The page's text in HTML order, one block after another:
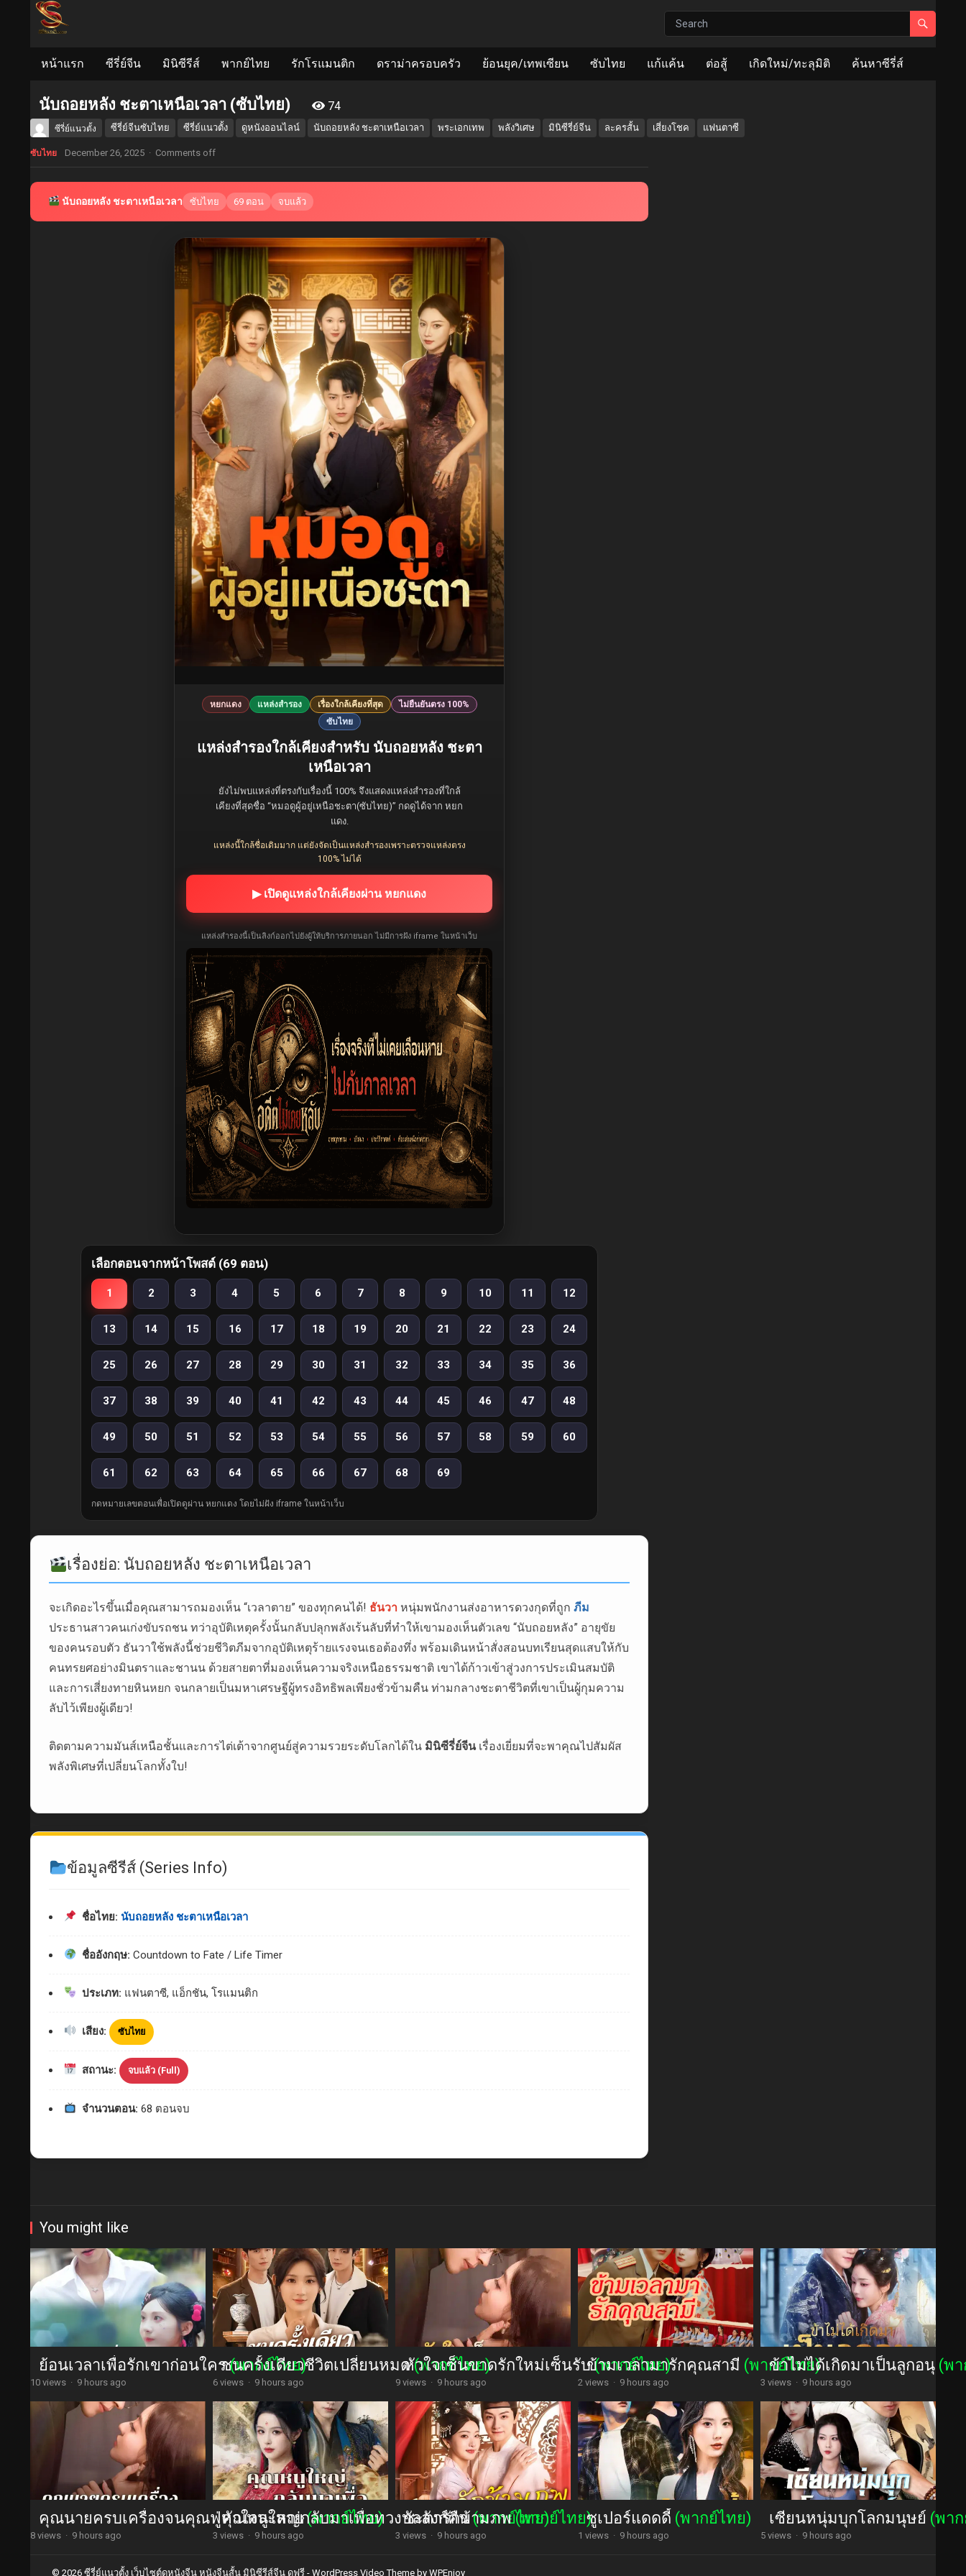
หน้าแรก ซีรี่ย์จีน มินิซีรีส์ พากย์ไทย รักโรแมนติก ดราม่าครอบครัว ย้อนยุค/เทพเซียน ซับไทย แก้แค้น ต่อสู้ เกิดใหม่/ทะลุมิติ ค้นหาซีรี่ส์
นับถอยหลัง ชะตาเหนือเวลา (ซับไทย) 74
ซีรี่ย์แนวตั้ง ซีรี่ย์จีนซับไทย ซีรี่ย์แนวตั้ง ดูหนังออนไลน์ นับถอยหลัง ชะตาเหนือเวลา พระเอกเทพ พลังวิเศษ มินิซีรี่ย์จีน ละครสั้น เสี่ยงโชค แฟนตาซี
ซับไทย December 26, 2025 · Comments off
นับถอยหลัง ชะตาเหนือเวลา ซับไทย 69 ตอน จบแล้ว
หยกแดง แหล่งสำรอง เรื่องใกล้เคียงที่สุด
ไม่ยืนยันตรง 100%
ซับไทย
แหล่งสำรองใกล้เคียงสำหรับ นับถอยหลัง ชะตา
เหนือเวลา
ยังไม่พบแหล่งที่ตรงกับเรื่องนี้ 100% จึงแสดงแหล่งสำรองที่ใกล้
เคียงที่สุดชื่อ “หมอดูผู้อยู่เหนือชะตา(ซับไทย)” กดดูได้จาก หยก
แดง.
แหล่งนี้ใกล้ชื่อเดิมมาก แต่ยังจัดเป็นแหล่งสำรองเพราะตรวจแหล่งตรง
100% ไม่ได้
▶ เปิดดูแหล่งใกล้เคียงผ่าน หยกแดง
แหล่งสำรองนี้เป็นลิงก์ออกไปยังผู้ให้บริการภายนอก ไม่มีการฝัง iframe ในหน้าเว็บ
เลือกตอนจากหน้าโพสต์ (69 ตอน)
1 2 3 4 5 6 7 8 9 10 11 12
13 14 15 16 17 18 19 20 21 22 23 24
25 26 27 28 29 30 31 32 33 34 35 36
37 38 39 40 41 42 43 44 45 46 47 48
49 50 51 52 53 54 55 56 57 58 59 60
61 62 63 64 65 66 67 68 69
กดหมายเลขตอนเพื่อเปิดดูผ่าน หยกแดง โดยไม่ฝัง iframe ในหน้าเว็บ
เรื่องย่อ: นับถอยหลัง ชะตาเหนือเวลา
จะเกิดอะไรขึ้นเมื่อคุณสามารถมองเห็น “เวลาตาย” ของทุกคนได้! ธันวา หนุ่มพนักงานส่งอาหารดวงกุดที่ถูก ภีม
ประธานสาวคนเก่งขับรถชน ทว่าอุบัติเหตุครั้งนั้นกลับปลุกพลังเร้นลับที่ทำให้เขามองเห็นตัวเลข “นับถอยหลัง” อายุขัย
ของคนรอบตัว ธันวาใช้พลังนี้ช่วยชีวิตภีมจากอุบัติเหตุร้ายแรงจนเธอต้องทึ่ง พร้อมเดินหน้าสั่งสอนบทเรียนสุดแสบให้กับ
คนทรยศอย่างมินตราและชานน ด้วยสายตาที่มองเห็นความจริงเหนือธรรมชาติ เขาได้ก้าวเข้าสู่วงการประเมินสมบัติ
และการเสี่ยงทายหินหยก จนกลายเป็นมหาเศรษฐีผู้ทรงอิทธิพลเพียงชั่วข้ามคืน ท่ามกลางชะตาชีวิตที่เขาเป็นผู้กุมความ
ลับไว้เพียงผู้เดียว!
ติดตามความมันส์เหนือชั้นและการไต่เต้าจากศูนย์สู่ความรวยระดับโลกได้ใน มินิซีรี่ย์จีนเรื่องเยี่ยมที่จะพาคุณไปสัมผัส
พลังพิเศษที่เปลี่ยนโลกทั้งใบ!
ข้อมูลซีรีส์ (Series Info)
ชื่อไทย: นับถอยหลัง ชะตาเหนือเวลา
ชื่ออังกฤษ: Countdown to Fate / Life Timer
ประเภท: แฟนตาซี, แอ็กชัน, โรแมนติก
เสียง: ซับไทย
สถานะ: จบแล้ว (Full)
จำนวนตอน: 68 ตอนจบ
You might like
ย้อนเวลาเพื่อรักเขาก่อนใคร(พากย์ไทย)
10 views · 9 hours ago
ชนครั้งเดียวชีวิตเปลี่ยนหมด(พากย์ไทย)
6 views · 9 hours ago
หัวใจเซ็นขาดรักใหม่เซ็นรับ(พากย์ไทย)
9 views · 9 hours ago
ข้ามเวลามารักคุณสามี (พากย์ไทย)
2 views · 9 hours ago
ข้าไม่ได้เกิดมาเป็นลูกอนุ (พ
3 views · 9 hours ago
คุณนายครบเครื่องจนคุณฟู่หัวใจละลาย(พากย์ไทย)
8 views · 9 hours ago
คุณหนูใหญ่กลับมาเพื่อทวงบัลลังก์คืน(พากย์ไทย)
3 views · 9 hours ago
ชะตารักข้ามภพ(พากย์ไทย)
3 views · 9 hours ago
ซูเปอร์แดดดี้ (พากย์ไทย)
1 views · 9 hours ago
เซียนหนุ่มบุกโลกมนุษย์ (พา
5 views · 9 hours ago
© 2026 ซีรี่ย์แนวตั้ง เว็บไซต์ดูหนังจีน หนังจีนสั้น มินิซีรีส์จีน ดูฟรี - WordPress Video Theme by WPEnjoy